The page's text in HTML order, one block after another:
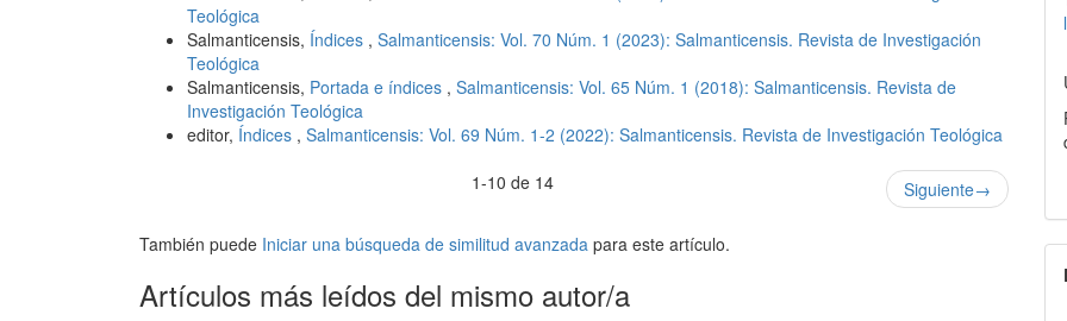
Teológica
Salmanticensis, Índices , Salmanticensis: Vol. 70 Núm. 1 (2023): Salmanticensis. Revista de Investigación
Teológica
Salmanticensis, Portada e índices , Salmanticensis: Vol. 65 Núm. 1 (2018): Salmanticensis. Revista de
Investigación Teológica
editor, Índices , Salmanticensis: Vol. 69 Núm. 1-2 (2022): Salmanticensis. Revista de Investigación Teológica
1-10 de 14
Siguiente→
También puede Iniciar una búsqueda de similitud avanzada para este artículo.
Artículos más leídos del mismo autor/a